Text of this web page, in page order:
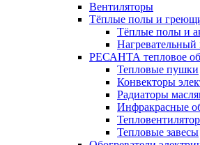
Вентиляторы
Тёплые полы и
Тёплые полы и
Нагревательный
РЕСАНТА тепловое
Тепловые пушки
Конвекторы
Радиаторы
Инфракрасные
Тепловые завесы